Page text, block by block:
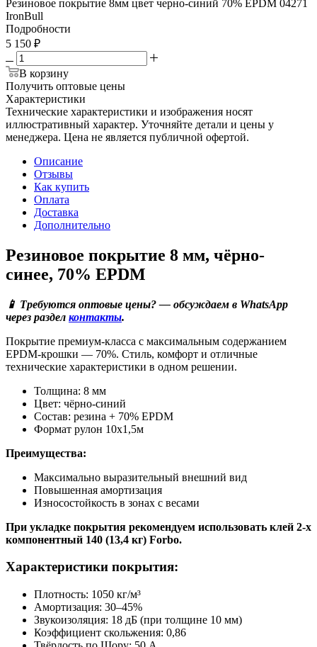
Резиновое покрытие 8мм цвет черно-синий 70% EPDM 04271
IronBull
Подробности
5 150 ₽
В корзину
Получить оптовые цены
Характеристики
Технические характеристики и изображения носят
иллюстративный характер. Уточняйте детали и цены у
менеджера. Цена не является публичной офертой.
Описание
Отзывы
Как купить
Оплата
Доставка
Дополнительно
Резиновое покрытие 8 мм, чёрно-
синее, 70% EPDM
📱 Требуются оптовые цены? — обсуждаем в WhatsApp
через раздел контакты.
Покрытие премиум-класса с максимальным содержанием
EPDM-крошки — 70%. Стиль, комфорт и отличные
технические характеристики в одном решении.
Толщина: 8 мм
Цвет: чёрно-синий
Состав: резина + 70% EPDM
Формат рулон 10х1,5м
Преимущества:
Максимально выразительный внешний вид
Повышенная амортизация
Износостойкость в зонах с весами
При укладке покрытия рекомендуем использовать клей 2-х
компонентный 140 (13,4 кг) Forbo.
Характеристики покрытия:
Плотность: 1050 кг/м³
Амортизация: 30–45%
Звукоизоляция: 18 дБ (при толщине 10 мм)
Коэффициент скольжения: 0,86